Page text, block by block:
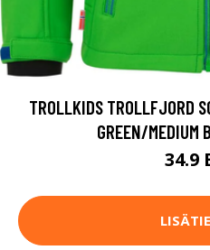
TROLLKIDS TROLLFJORD
GREEN/MEDIUM
34.9